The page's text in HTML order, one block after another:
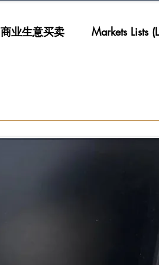
商业生意买卖 Markets Lists